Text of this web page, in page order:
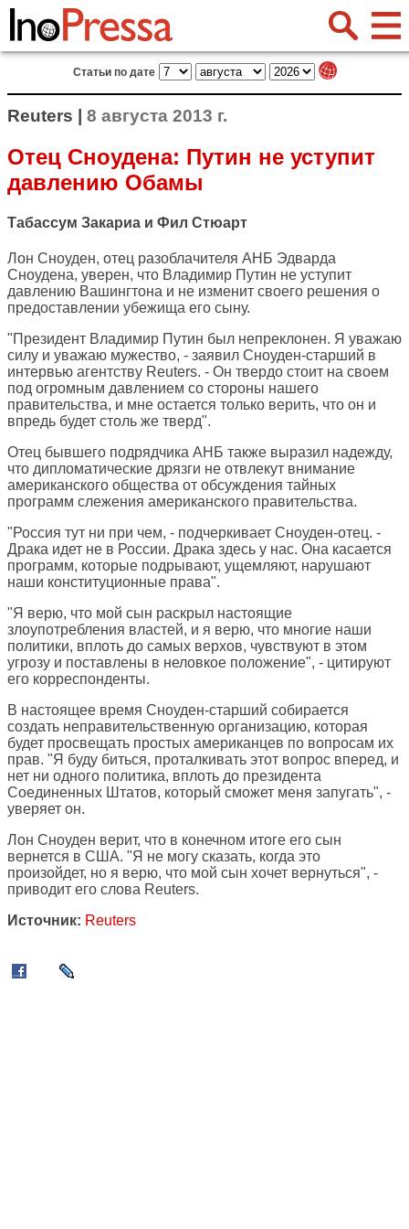
Статьи по дате
Reuters | 8 августа 2013 г.
Отец Сноудена: Путин не уступит
давлению Обамы
Табассум Закариа и Фил Стюарт
Лон Сноуден, отец разоблачителя АНБ Эдварда
Сноудена, уверен, что Владимир Путин не уступит
давлению Вашингтона и не изменит своего решения о
предоставлении убежища его сыну.
"Президент Владимир Путин был непреклонен. Я уважаю
силу и уважаю мужество, - заявил Сноуден-старший в
интервью агентству Reuters. - Он твердо стоит на своем
под огромным давлением со стороны нашего
правительства, и мне остается только верить, что он и
впредь будет столь же тверд".
Отец бывшего подрядчика АНБ также выразил надежду,
что дипломатические дрязги не отвлекут внимание
американского общества от обсуждения тайных
программ слежения американского правительства.
"Россия тут ни при чем, - подчеркивает Сноуден-отец. -
Драка идет не в России. Драка здесь у нас. Она касается
программ, которые подрывают, ущемляют, нарушают
наши конституционные права".
"Я верю, что мой сын раскрыл настоящие
злоупотребления властей, и я верю, что многие наши
политики, вплоть до самых верхов, чувствуют в этом
угрозу и поставлены в неловкое положение", - цитируют
его корреспонденты.
В настоящее время Сноуден-старший собирается
создать неправительственную организацию, которая
будет просвещать простых американцев по вопросам их
прав. "Я буду биться, проталкивать этот вопрос вперед, и
нет ни одного политика, вплоть до президента
Соединенных Штатов, который сможет меня запугать", -
уверяет он.
Лон Сноуден верит, что в конечном итоге его сын
вернется в США. "Я не могу сказать, когда это
произойдет, но я верю, что мой сын хочет вернуться", -
приводит его слова Reuters.
Источник: Reuters